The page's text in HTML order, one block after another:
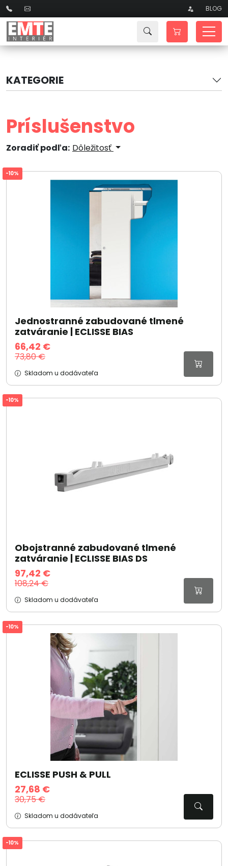
BLOG
KATEGORIE
Príslušenstvo
Zoradiť podľa: Dôležitosť
-10%
Jednostranné zabudované tlmené
zatváranie | ECLISSE BIAS
66,42 €
73,80 €
Skladom u dodávateľa
-10%
Obojstranné zabudované tlmené
zatváranie | ECLISSE BIAS DS
97,42 €
108,24 €
Skladom u dodávateľa
-10%
ECLISSE PUSH & PULL
27,68 €
30,75 €
Skladom u dodávateľa
-10%